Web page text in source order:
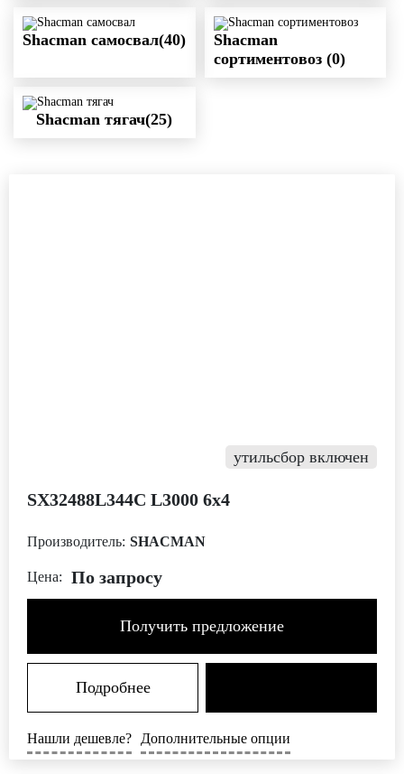
Shacman самосвал(40)
Shacman
сортиментовоз (0)
Shacman тягач(25)
утильсбор включен
SX32488L344C L3000 6х4
Производитель: SHACMAN
Цена: По запросу
Получить предложение
Подробнее
Нашли дешевле? Дополнительные опции